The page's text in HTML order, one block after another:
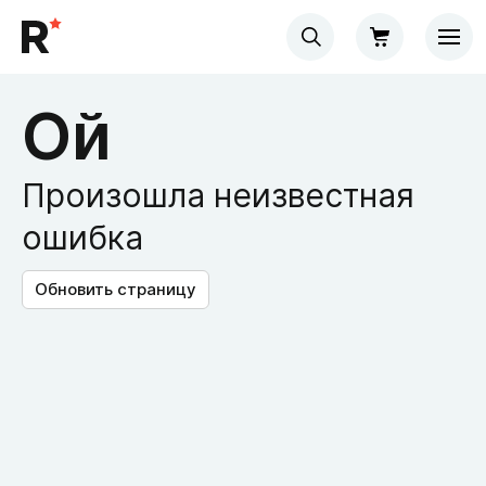
Ой
Произошла неизвестная
ошибка
Обновить страницу